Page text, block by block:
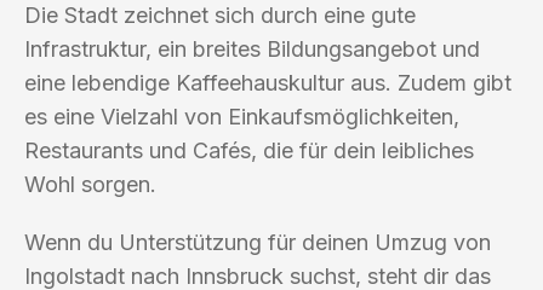
Die Stadt zeichnet sich durch eine gute
Infrastruktur, ein breites Bildungsangebot und
eine lebendige Kaffeehauskultur aus. Zudem gibt
es eine Vielzahl von Einkaufsmöglichkeiten,
Restaurants und Cafés, die für dein leibliches
Wohl sorgen.
Wenn du Unterstützung für deinen Umzug von
Ingolstadt nach Innsbruck suchst, steht dir das